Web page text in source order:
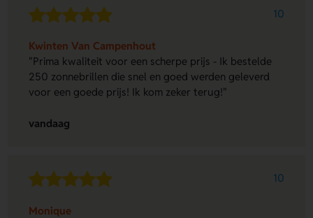
10
Kwinten Van Campenhout
"Prima kwaliteit voor een scherpe prijs - Ik bestelde
250 zonnebrillen die snel en goed werden geleverd
voor een goede prijs! Ik kom zeker terug!"
vandaag
10
Monique